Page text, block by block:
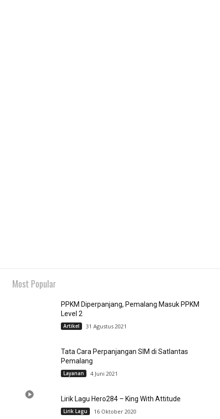
Most Popular
PPKM Diperpanjang, Pemalang Masuk PPKM
Level 2
Artikel 31 Agustus 2021
Tata Cara Perpanjangan SIM di Satlantas
Pemalang
Layanan 4 Juni 2021
Lirik Lagu Hero284 – King With Attitude
Lirik Lagu 16 Oktober 2020